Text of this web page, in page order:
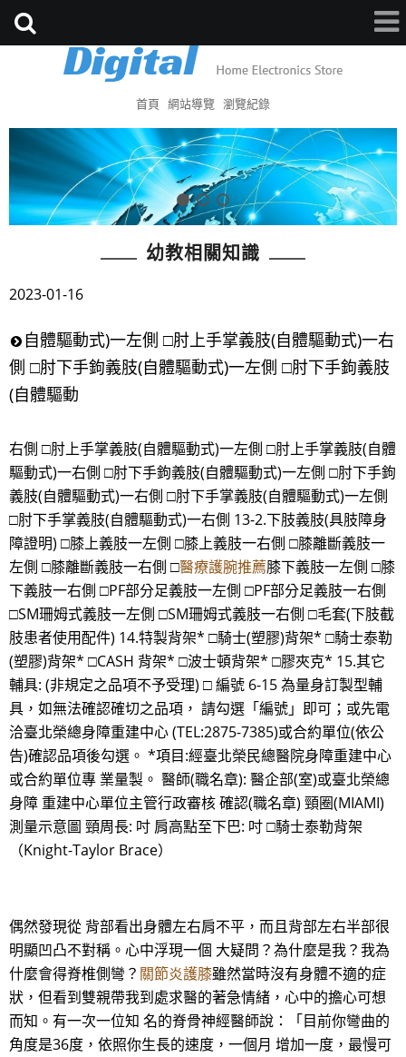
首頁 網站導覽 瀏覽紀錄
幼教相關知識
2023-01-16
自體驅動式)一左側 □肘上手掌義肢(自體驅動式)一右
側 □肘下手鉤義肢(自體驅動式)一左側 □肘下手鉤義肢
(自體驅動
右側 □肘上手掌義肢(自體驅動式)一左側 □肘上手掌義肢(自體
驅動式)一右側 □肘下手鉤義肢(自體驅動式)一左側 □肘下手鉤
義肢(自體驅動式)一右側 □肘下手掌義肢(自體驅動式)一左側
□肘下手掌義肢(自體驅動式)一右側 13-2.下肢義肢(具肢障身
障證明) □膝上義肢一左側 □膝上義肢一右側 □膝離斷義肢一
左側 □膝離斷義肢一右側 □醫療護腕推薦膝下義肢一左側 □膝
下義肢一右側 □PF部分足義肢一左側 □PF部分足義肢一右側
□SM珊姆式義肢一左側 □SM珊姆式義肢一右側 □毛套(下肢截
肢患者使用配件) 14.特製背架* □騎士(塑膠)背架* □騎士泰勒
(塑膠)背架* □CASH 背架* □波士頓背架* □膠夾克* 15.其它
輔具: (非規定之品項不予受理) □ 編號 6-15 為量身訂製型輔
具，如無法確認確切之品項， 請勾選「編號」即可；或先電
洽臺北榮總身障重建中心 (TEL:2875-7385)或合約單位(依公
告)確認品項後勾選。 *項目:經臺北榮民總醫院身障重建中心
或合約單位專 業量製。 醫師(職名章): 醫企部(室)或臺北榮總
身障 重建中心單位主管行政審核 確認(職名章) 頸圈(MIAMI)
測量示意圖 頸周長: 吋 肩高點至下巴: 吋 □騎士泰勒背架
（Knight-Taylor Brace）
偶然發現從 背部看出身體左右肩不平，而且背部左右半部很
明顯凹凸不對稱。心中浮現一個 大疑問？為什麼是我？我為
什麼會得脊椎側彎？ 關節炎護膝雖然當時沒有身體不適的症
狀，但看到雙親帶我到處求醫的著急情緒，心中的擔心可想
而知。有一次一位知 名的脊骨神經醫師說：「目前你彎曲的
角度是36度，依照你生長的速度，一個月 增加一度，最慢可